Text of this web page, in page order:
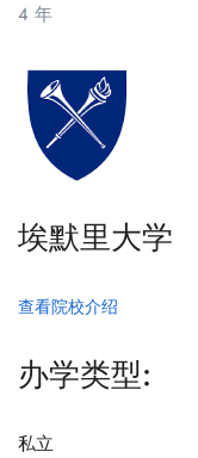
4 年
埃默里大学
查看院校介绍
办学类型:
私立